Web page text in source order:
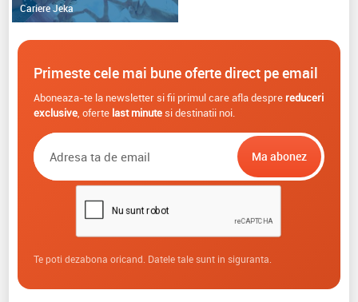
Cariere Jeka
Primeste cele mai bune oferte direct pe email
Aboneaza-te la newsletter si fii primul care afla despre reduceri
exclusive, oferte last minutesi destinatii noi.
Te poti dezabona oricand. Datele tale sunt in siguranta.